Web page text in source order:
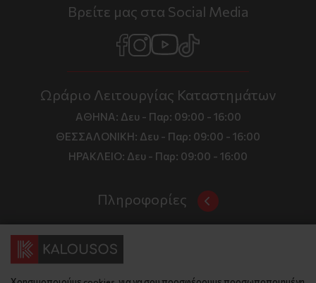
Βρείτε μας στα Social Media
Ωράριο Λειτουργίας Καταστημάτων
ΑΘΗΝΑ: Δευ - Παρ: 09:00 - 16:00
ΘΕΣΣΑΛΟΝΙΚΗ: Δευ - Παρ: 09:00 - 16:00
ΗΡΑΚΛΕΙΟ: Δευ - Παρ: 09:00 - 16:00
Πληροφορίες
Όροι και Προϋποθέσεις
Τιμές, Τρόποι Αποστολής και Πληρωμής
Πολιτική Απορρήτου
Επικοινωνία
Διεύθυνση